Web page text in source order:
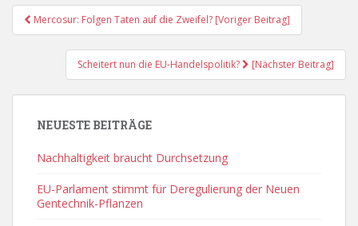
Post
Navigation
Mercosur: Folgen Taten auf die Zweifel? [Voriger Beitrag]
Scheitert nun die EU-Handelspolitik? [Nächster Beitrag]
NEUESTE BEITRÄGE
Nachhaltigkeit braucht Durchsetzung
EU-Parlament stimmt für Deregulierung der Neuen
Gentechnik-Pflanzen